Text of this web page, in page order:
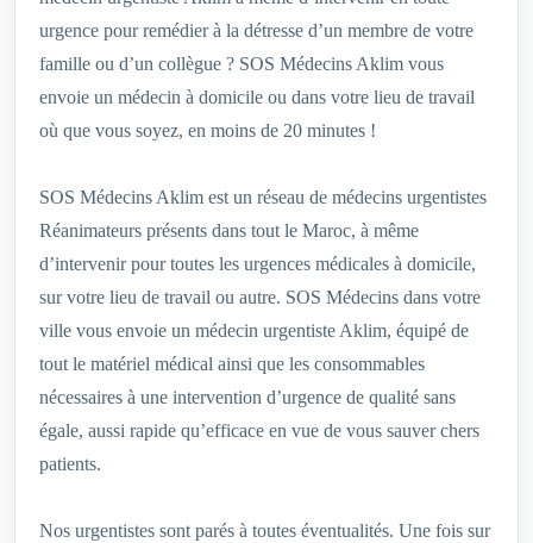
urgence pour remédier à la détresse d’un membre de votre
famille ou d’un collègue ? SOS Médecins Aklim vous
envoie un médecin à domicile ou dans votre lieu de travail
où que vous soyez, en moins de 20 minutes !
SOS Médecins Aklim est un réseau de médecins urgentistes
Réanimateurs présents dans tout le Maroc, à même
d’intervenir pour toutes les urgences médicales à domicile,
sur votre lieu de travail ou autre. SOS Médecins dans votre
ville vous envoie un médecin urgentiste Aklim, équipé de
tout le matériel médical ainsi que les consommables
nécessaires à une intervention d’urgence de qualité sans
égale, aussi rapide qu’efficace en vue de vous sauver chers
patients.
Nos urgentistes sont parés à toutes éventualités. Une fois sur